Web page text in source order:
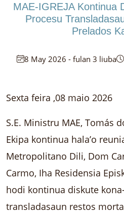
MAE-IGREJA Kontinua
Procesu
Prelados
8 May 2026 - fulan 3 liuba
Sexta feira ,08 maio 2026
S.E. Ministru MAE, Tomás
Ekipa kontinua hala’o
Metropolitano Dili, Dom
Carmo, Iha Residensia
hodi kontinua diskute
transladasaun restos